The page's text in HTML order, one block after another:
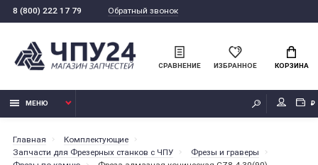
8 (800) 222 17 79 Обратный звонок
СРАВНЕНИЕ ИЗБРАННОЕ КОРЗИНА
МЕНЮ ₽
Главная
Комплектующие
Запчасти для Фрезерных станков с ЧПУ
Фрезы и граверы